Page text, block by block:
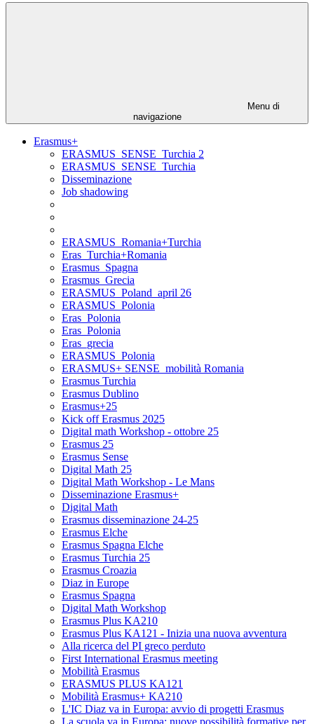
Menu di
navigazione
Erasmus+
ERASMUS_SENSE_Turchia 2
ERASMUS_SENSE_Turchia
Disseminazione
Job shadowing
ERASMUS_Romania+Turchia
Eras_Turchia+Romania
Erasmus_Spagna
Erasmus_Grecia
ERASMUS_Poland_april 26
ERASMUS_Polonia
Eras_Polonia
Eras_Polonia
Eras_grecia
ERASMUS_Polonia
ERASMUS+ SENSE_mobilità Romania
Erasmus Turchia
Erasmus Dublino
Erasmus+25
Kick off Erasmus 2025
Digital math Workshop - ottobre 25
Erasmus 25
Erasmus Sense
Digital Math 25
Digital Math Workshop - Le Mans
Disseminazione Erasmus+
Digital Math
Erasmus disseminazione 24-25
Erasmus Elche
Erasmus Spagna Elche
Erasmus Turchia 25
Erasmus Croazia
Diaz in Europe
Erasmus Spagna
Digital Math Workshop
Erasmus Plus KA210
Erasmus Plus KA121 - Inizia una nuova avventura
Alla ricerca del PI greco perduto
First International Erasmus meeting
Mobilità Erasmus
ERASMUS PLUS KA121
Mobilità Erasmus+ KA210
L'IC Diaz va in Europa: avvio di progetti Erasmus